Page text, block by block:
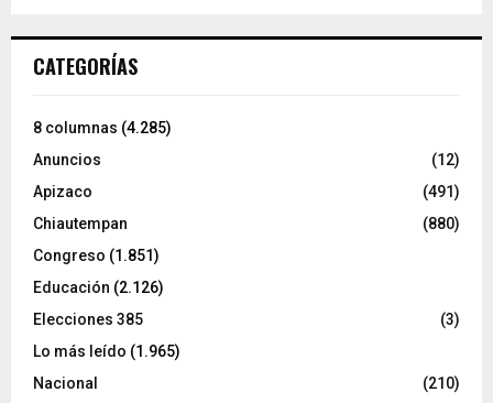
CATEGORÍAS
8 columnas (4.285)
Anuncios
(12)
Apizaco
(491)
Chiautempan
(880)
Congreso (1.851)
Educación (2.126)
Elecciones 385
(3)
Lo más leído (1.965)
Nacional
(210)